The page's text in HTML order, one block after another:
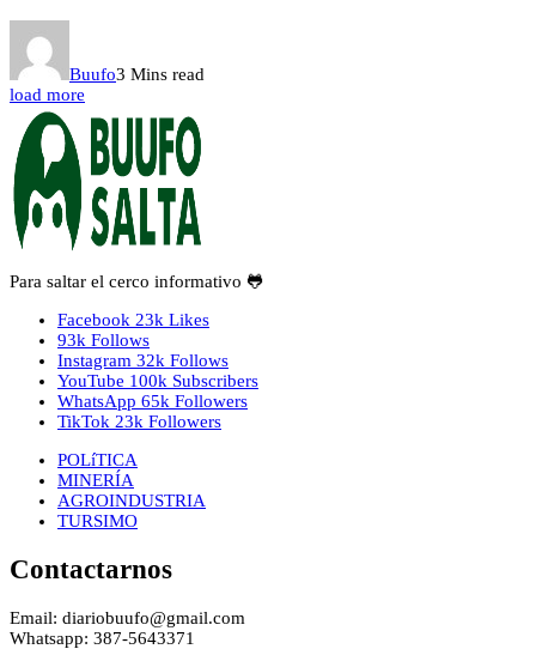
Buufo3 Mins read
load more
Para saltar el cerco informativo 🐸
Facebook 23k Likes
93k Follows
Instagram 32k Follows
YouTube 100k Subscribers
WhatsApp 65k Followers
TikTok 23k Followers
POLíTICA
MINERÍA
AGROINDUSTRIA
TURSIMO
Contactarnos
Email: diariobuufo@gmail.com
Whatsapp: 387-5643371